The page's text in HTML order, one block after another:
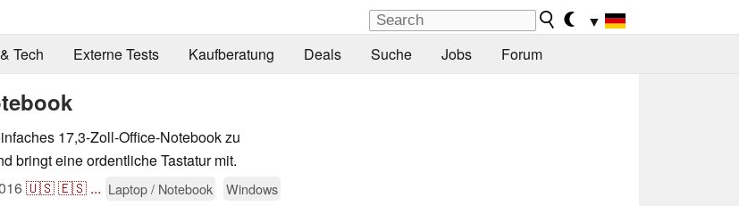
▼
Tech Externe Tests Kaufberatung Deals Suche Jobs Forum
17,3-Zoll-Office-Notebook zu
bringt eine ordentliche Tastatur mit.
🇺🇸🇪🇸 ... Laptop / Notebook Windows